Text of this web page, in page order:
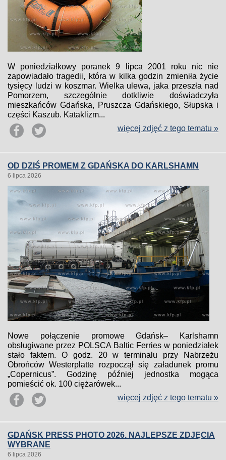
W poniedziałkowy poranek 9 lipca 2001 roku nic nie
zapowiadało tragedii, która w kilka godzin zmieniła życie
tysięcy ludzi w koszmar. Wielka ulewa, jaka przeszła nad
Pomorzem, szczególnie dotkliwie doświadczyła
mieszkańców Gdańska, Pruszcza Gdańskiego, Słupska i
części Kaszub. Kataklizm...
więcej zdjęć z tego tematu »
OD DZIŚ PROMEM Z GDAŃSKA DO KARLSHAMN
6 lipca 2026
Nowe połączenie promowe Gdańsk– Karlshamn
obsługiwane przez POLSCA Baltic Ferries w poniedziałek
stało faktem. O godz. 20 w terminalu przy Nabrzeżu
Obrońców Westerplatte rozpoczął się załadunek promu
„Copernicus”. Godzinę później jednostka mogąca
pomieścić ok. 100 ciężarówek...
więcej zdjęć z tego tematu »
GDAŃSK PRESS PHOTO 2026. NAJLEPSZE ZDJĘCIA
WYBRANE
6 lipca 2026